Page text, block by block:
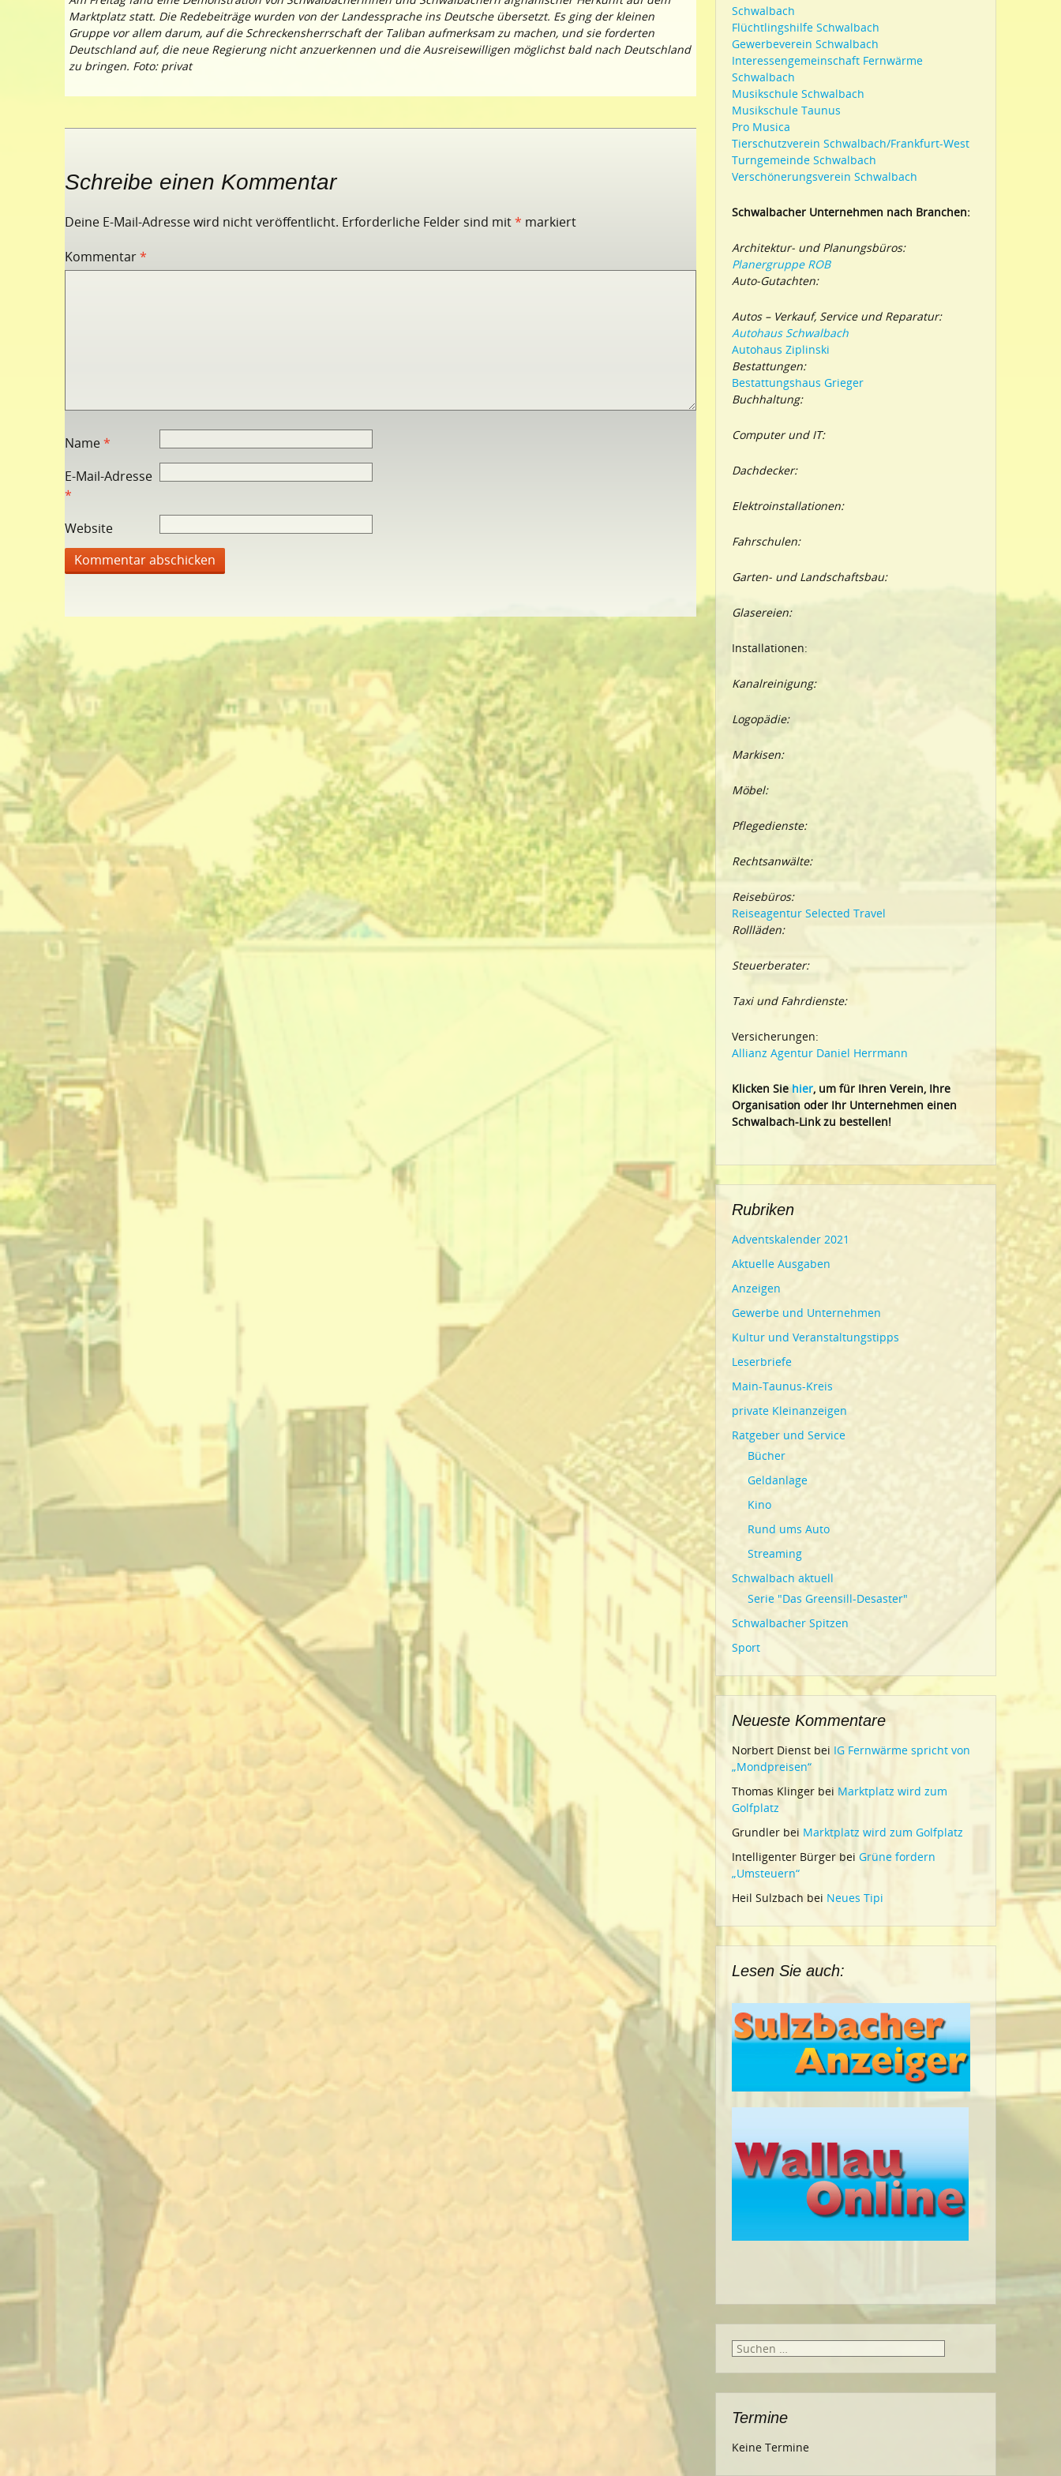
Marktplatz statt. Die Redebeiträge wurden von der Landessprache ins Deutsche übersetzt. Es ging der kleinen
Gruppe vor allem darum, auf die Schreckensherrschaft der Taliban aufmerksam zu machen, und sie forderten
Deutschland auf, die neue Regierung nicht anzuerkennen und die Ausreisewilligen möglichst bald nach Deutschland
zu bringen. Foto: privat
Schreibe einen Kommentar
Deine E-Mail-Adresse wird nicht veröffentlicht. Erforderliche Felder sind mit* markiert
Kommentar*
Name*
E-Mail-Adresse
*
Website
Schwalbach
Flüchtlingshilfe Schwalbach
Gewerbeverein Schwalbach
Interessengemeinschaft Fernwärme
Schwalbach
Musikschule Schwalbach
Musikschule Taunus
Pro Musica
Tierschutzverein Schwalbach/Frankfurt-West
Turngemeinde Schwalbach
Verschönerungsverein Schwalbach
Schwalbacher Unternehmen nach Branchen:
Architektur- und Planungsbüros:
Planergruppe ROB
Auto-Gutachten:
Autos – Verkauf, Service und Reparatur:
Autohaus Schwalbach
Autohaus Ziplinski
Bestattungen:
Bestattungshaus Grieger
Buchhaltung:
Computer und IT:
Dachdecker:
Elektroinstallationen:
Fahrschulen:
Garten- und Landschaftsbau:
Glasereien:
Installationen:
Kanalreinigung:
Logopädie:
Markisen:
Möbel:
Pflegedienste:
Rechtsanwälte:
Reisebüros:
Reiseagentur Selected Travel
Rollläden:
Steuerberater:
Taxi und Fahrdienste:
Versicherungen:
Allianz Agentur Daniel Herrmann
Klicken Siehier, um für Ihren Verein, Ihre
Organisation oder Ihr Unternehmen einen
Schwalbach-Link zu bestellen!
Rubriken
Adventskalender 2021
Aktuelle Ausgaben
Anzeigen
Gewerbe und Unternehmen
Kultur und Veranstaltungstipps
Leserbriefe
Main-Taunus-Kreis
private Kleinanzeigen
Ratgeber und Service
Bücher
Geldanlage
Kino
Rund ums Auto
Streaming
Schwalbach aktuell
Serie "Das Greensill-Desaster"
Schwalbacher Spitzen
Sport
Neueste Kommentare
Norbert Dienst bei IG Fernwärme spricht von
„Mondpreisen“
Thomas Klinger bei Marktplatz wird zum
Golfplatz
Grundler bei Marktplatz wird zum Golfplatz
Intelligenter Bürger bei Grüne fordern
„Umsteuern“
Heil Sulzbach bei Neues Tipi
Lesen Sie auch:
Suche
Termine
Keine Termine